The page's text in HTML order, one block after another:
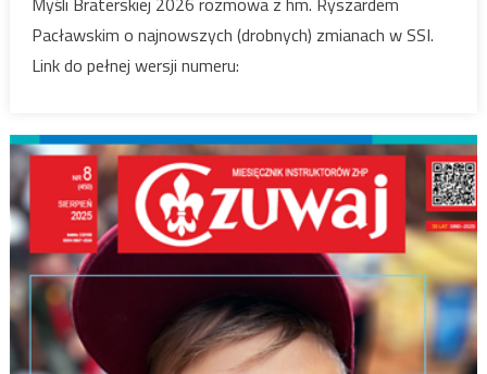
Pacławskim o najnowszych (drobnych) zmianach w SSI.
Link do pełnej wersji numeru: